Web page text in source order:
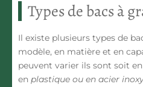
Types de bacs à
Il existe plusieurs types de
modèle, en matière et en
peuvent varier ils sont soit
en plastique ou en acier